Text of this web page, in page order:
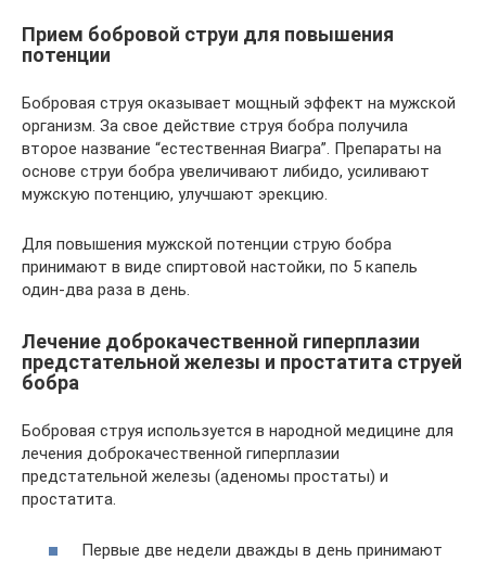
Прием бобровой струи для повышения
потенции
Бобровая струя оказывает мощный эффект на мужской
организм. За свое действие струя бобра получила
второе название “естественная Виагра”. Препараты на
основе струи бобра увеличивают либидо, усиливают
мужскую потенцию, улучшают эрекцию.
Для повышения мужской потенции струю бобра
принимают в виде спиртовой настойки, по 5 капель
один-два раза в день.
Лечение доброкачественной гиперплазии
предстательной железы и простатита струей
бобра
Бобровая струя используется в народной медицине для
лечения доброкачественной гиперплазии
предстательной железы (аденомы простаты) и
простатита.
Первые две недели дважды в день принимают